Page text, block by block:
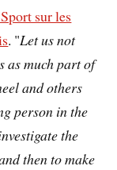
sur les
. "Let us not
as much part of
and others
person in the
the
then to make